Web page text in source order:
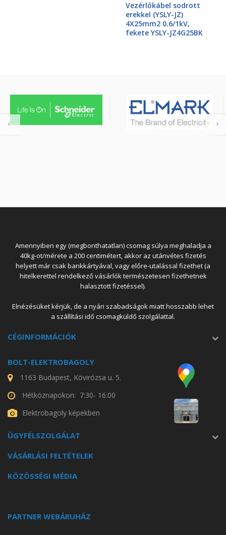
Vezérlőkábel sodrott
erekkel (YSLY-JZ)
4X25mm2 0.6/1kV,
fekete YSLY-JZ4G25BK
Amennyiben egy (megbonthatatlan) csomag súlya meghaladja a
40kg-ot/mérete a 200 centimétert, akkor az utánvétes fizetés
helyett már csak bankkártyával, vagy előre-utalással fizethet (a
hitelkerettel rendelkező vásárlók természetesen fizethetnek
halasztott fizetéssel).
Elnézésüket kérjük, de a nyári szabadságok miatt hosszabb lehet
a szállítási idő csomagküldő szolgálattal.
CÉGINFORMÁCIÓK
BOLT-ELEKTROBAGOLY
1163 Budapest, Kövirózsa u. 5.
Hétköznapokon: 7:30- 16:00
Elektrobagoly képekben
ÜGYFÉLSZOLGÁLAT
VÁSÁRLÁSI FELTÉTELEK
KÖZÖSSÉGI MÉDIA
PARTNER WEBÁRUHÁZ